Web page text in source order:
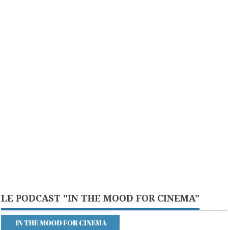
LE PODCAST "IN THE MOOD FOR CINEMA"